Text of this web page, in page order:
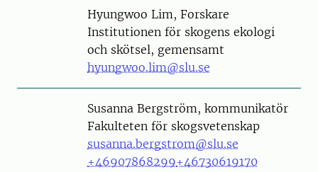
PersonHyungwoo Lim, Forskare
Institutionen för skogens ekologi
och skötsel, gemensamt
hyungwoo.lim@slu.se
PersonSusanna Bergström, kommunikatör
Fakulteten för skogsvetenskap
susanna.bergstrom@slu.se
+46907868299+46730619170